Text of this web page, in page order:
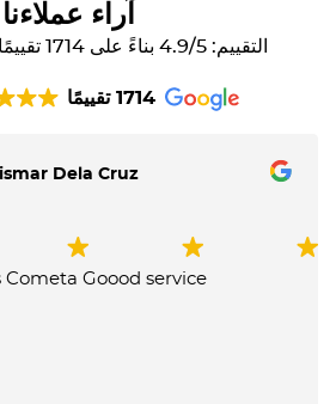
آراء عملاءنا
التقييم: 4.9/5 بناءً على 1714 تقييمًا
1714 تقييمًا
Dela Cruz
Cometa Goood service